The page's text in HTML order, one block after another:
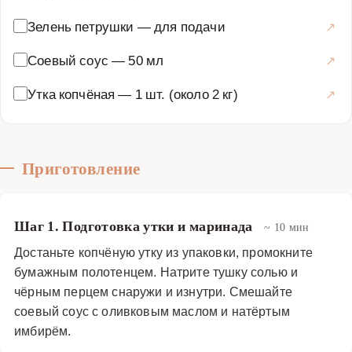
только вкусное, но и полезное, так как киви богат
витамином C, а утка является источником белка и
полезных жиров. Копчёная утка с соусом из киви и
лайма станет настоящим украшением вашего стола и
Основные блюда·Мясные блюда
Зелень петрушки — для подачи
Соевый соус — 50 мл
Утка копчёная — 1 шт. (около 2 кг)
Приготовление
Шаг 1. Подготовка утки и маринада ~ 10 мин
Достаньте копчёную утку из упаковки, промокните
бумажным полотенцем. Натрите тушку солью и
чёрным перцем снаружи и изнутри. Смешайте
соевый соус с оливковым маслом и натёртым
имбирём.